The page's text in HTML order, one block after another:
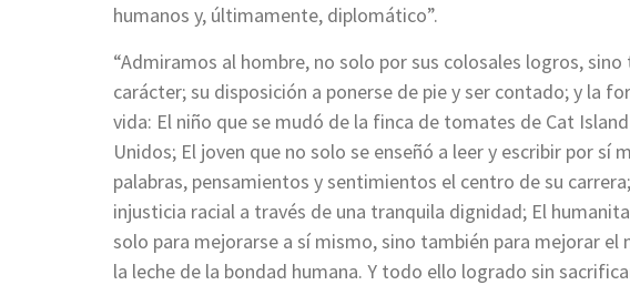
humanos y, últimamente, diplomático”.
“Admiramos al hombre, no solo por sus colosales logros,
carácter; su disposición a ponerse de pie y ser contado; y la
vida: El niño que se mudó de la finca de tomates de Cat
Unidos; El joven que no solo se enseñó a leer y escribir por sí
palabras, pensamientos y sentimientos el centro de su
injusticia racial a través de una tranquila dignidad; El
solo para mejorarse a sí mismo, sino también para mejorar
la leche de la bondad humana. Y todo ello logrado sin